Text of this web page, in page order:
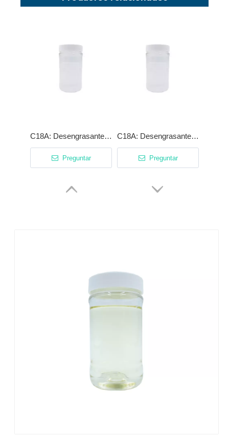
C18A: Desengrasante tensioactivo no iónico versátil y ecológico
Preguntar
C18A: Desengrasante tensioactivo no iónico versátil y ecológico
Preguntar